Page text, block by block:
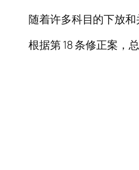
随着许多科目的下放
根据第 18 条修正案，